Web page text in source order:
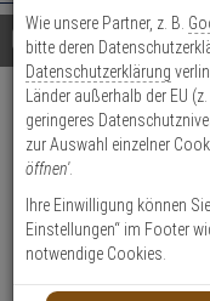
geben
Sie
mindestens
Zeichen
ein,
um
Suche
wurde
noch
Kategorien
Suche
gestartet
Details
Abus
Produktmerkmale
Wie unsere Partner, z. B.
bitte deren
Datenschutzerklärung
Länder außerhalb der EU
geringeres
zur Auswahl einzelner
öffnen'.
Ihre Einwilligung können
Einstellungen“ im Footer
notwendige Cookies.